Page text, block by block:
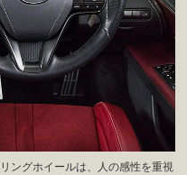
ングホイールは、人の感性を重視